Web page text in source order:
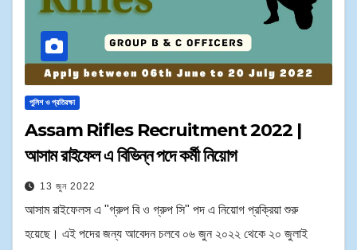
পুলিশ ও প্রতিরক্ষা
Assam Rifles Recruitment 2022 |
আসাম রাইফেল এ বিভিন্ন পদে কর্মী নিয়োগ
13 জুন 2022
আসাম রাইফেলস এ "গ্রুপ বি ও গ্রুপ সি" পদ এ নিয়োগ প্রক্রিয়া শুরু
হয়েছে। এই পদের জন্য আবেদন চলবে ০৬ জুন ২০২২ থেকে ২০ জুলাই